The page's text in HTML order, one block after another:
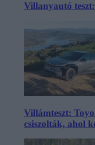
Villanyautó
Villámteszt:
csiszolták, ahol